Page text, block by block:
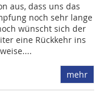
aus, dass uns das
noch sehr lange
wünscht sich der
eine Rückkehr ins
mehr